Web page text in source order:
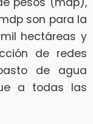
son para la
hectáreas y
de redes
de agua
a todas las